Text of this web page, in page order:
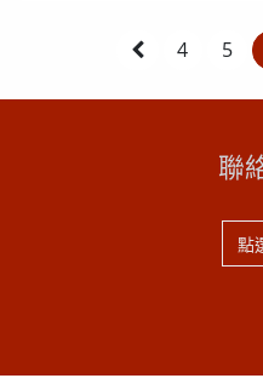
稱為綠豆蒜，以後不要在
其實就是去除綠色外殼的
4 5
聯
點